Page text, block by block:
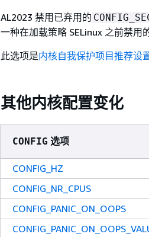
AL2023 禁用已弃用的
一种在加载策略 SELinux 之前禁用
此选项是内核自我保护项目推荐设
其他内核配置变化
CONFIG 选项
CONFIG_HZ
CONFIG_NR_CPUS
CONFIG_PANIC_ON_OOPS